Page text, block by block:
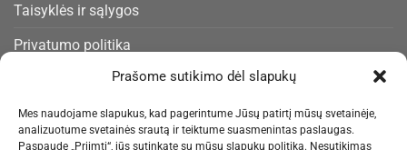
Prašome sutikimo dėl slapukų
Mes naudojame slapukus, kad pagerintume Jūsų patirtį mūsų svetainėje,
analizuotume svetainės srautą ir teiktume suasmenintas paslaugas.
Paspaudę „Priimti“, jūs sutinkate su mūsų slapukų politika. Nesutikimas
Taisyklės ir sąlygos
Privatumo politika
Slapukų politika
Pristatymas ir gražinimas